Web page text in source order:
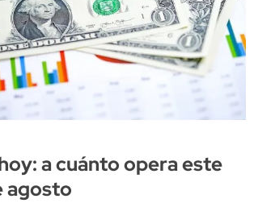
a cuánto opera este
agosto